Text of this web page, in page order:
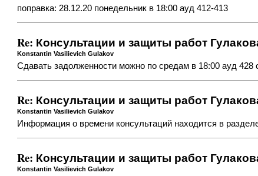
поправка: 28.12.20 понедельник в 18:00 ауд 412-413
Re: Консультации и защиты работ
Konstantin Vasilievich Gulakov
Сдавать задолженности можно по средам в 18:00 ауд 428
Re: Консультации и защиты работ
Konstantin Vasilievich Gulakov
Информация о времени консультаций находится в
Re: Консультации и защиты работ
Konstantin Vasilievich Gulakov